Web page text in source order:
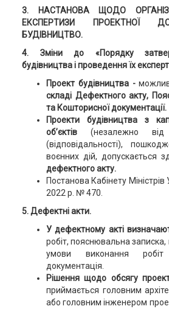
3. НАСТАНОВА ЩОДО
ЕКСПЕРТИЗИ ПРОЕКТНОЇ
БУДІВНИЦТВО.
4. Зміни до «Порядку
будівництва і проведення їх
Проект будівництва -
складі Дефектного акту,
та Кошторисної документації.
Проекти будівництва з
об’єктів (незалежно від
(відповідальності),
воєнних дій, допускається
дефектного акту.
Постанова Кабінету Міністрів
2022 р. № 470.
5. Дефектні акти.
У дефектному акті
робіт, пояснювальна записка,
умови виконання
документація.
Рішення щодо обсягу
приймається головним
або головним інженером